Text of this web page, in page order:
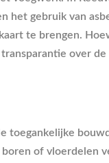
het gebruik van
te brengen.
over
toegankelijke
of vloerdelen